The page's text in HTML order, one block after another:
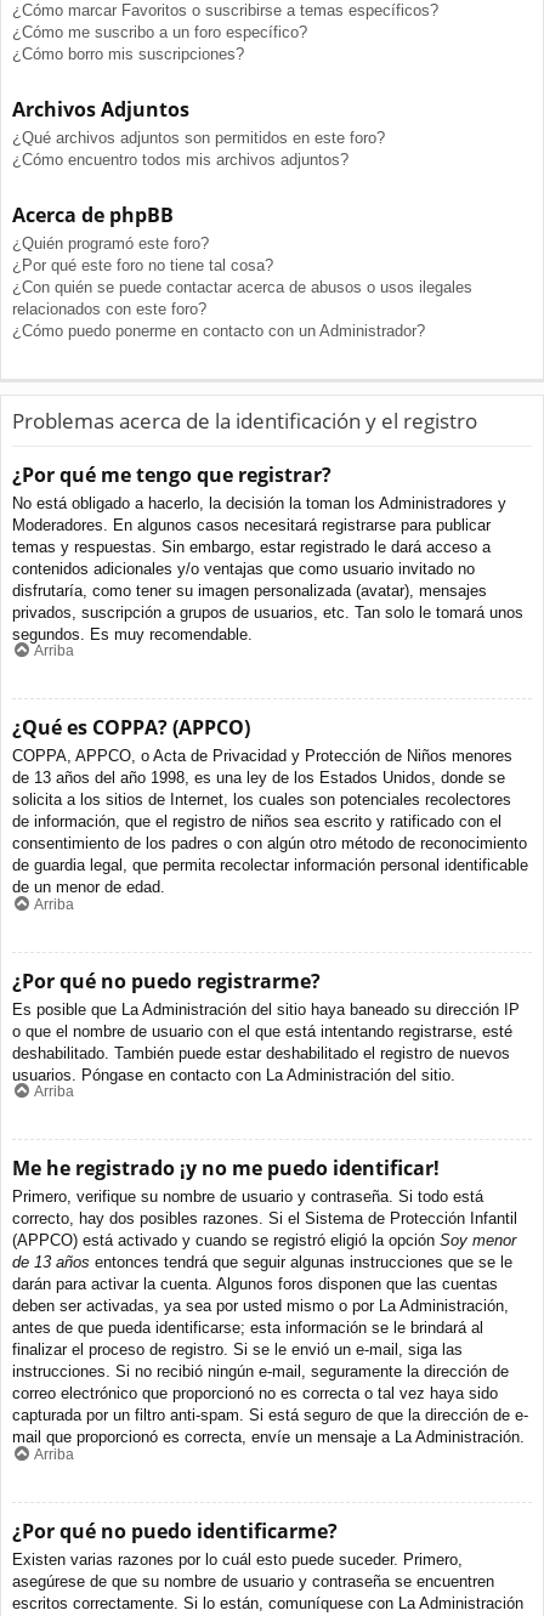
¿Cómo marcar Favoritos o suscribirse a temas específicos?
¿Cómo me suscribo a un foro específico?
¿Cómo borro mis suscripciones?
Archivos Adjuntos
¿Qué archivos adjuntos son permitidos en este foro?
¿Cómo encuentro todos mis archivos adjuntos?
Acerca de phpBB
¿Quién programó este foro?
¿Por qué este foro no tiene tal cosa?
¿Con quién se puede contactar acerca de abusos o usos ilegales
relacionados con este foro?
¿Cómo puedo ponerme en contacto con un Administrador?
Problemas acerca de la identificación y el registro
¿Por qué me tengo que registrar?
No está obligado a hacerlo, la decisión la toman los Administradores y
Moderadores. En algunos casos necesitará registrarse para publicar
temas y respuestas. Sin embargo, estar registrado le dará acceso a
contenidos adicionales y/o ventajas que como usuario invitado no
disfrutaría, como tener su imagen personalizada (avatar), mensajes
privados, suscripción a grupos de usuarios, etc. Tan solo le tomará unos
segundos. Es muy recomendable.
Arriba
¿Qué es COPPA? (APPCO)
COPPA, APPCO, o Acta de Privacidad y Protección de Niños menores
de 13 años del año 1998, es una ley de los Estados Unidos, donde se
solicita a los sitios de Internet, los cuales son potenciales recolectores
de información, que el registro de niños sea escrito y ratificado con el
consentimiento de los padres o con algún otro método de reconocimiento
de guardia legal, que permita recolectar información personal identificable
de un menor de edad.
Arriba
¿Por qué no puedo registrarme?
Es posible que La Administración del sitio haya baneado su dirección IP
o que el nombre de usuario con el que está intentando registrarse, esté
deshabilitado. También puede estar deshabilitado el registro de nuevos
usuarios. Póngase en contacto con La Administración del sitio.
Arriba
Me he registrado ¡y no me puedo identificar!
Primero, verifique su nombre de usuario y contraseña. Si todo está
correcto, hay dos posibles razones. Si el Sistema de Protección Infantil
(APPCO) está activado y cuando se registró eligió la opción Soy menor
de 13 años entonces tendrá que seguir algunas instrucciones que se le
darán para activar la cuenta. Algunos foros disponen que las cuentas
deben ser activadas, ya sea por usted mismo o por La Administración,
antes de que pueda identificarse; esta información se le brindará al
finalizar el proceso de registro. Si se le envió un e-mail, siga las
instrucciones. Si no recibió ningún e-mail, seguramente la dirección de
correo electrónico que proporcionó no es correcta o tal vez haya sido
capturada por un filtro anti-spam. Si está seguro de que la dirección de e-
mail que proporcionó es correcta, envíe un mensaje a La Administración.
Arriba
¿Por qué no puedo identificarme?
Existen varias razones por lo cuál esto puede suceder. Primero,
asegúrese de que su nombre de usuario y contraseña se encuentren
escritos correctamente. Si lo están, comuníquese con La Administración